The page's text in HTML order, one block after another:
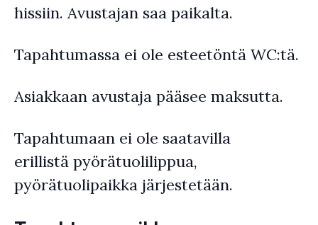
hissiin. Avustajan saa paikalta.
Tapahtumassa ei ole esteetöntä WC:tä.
Asiakkaan avustaja pääsee maksutta.
Tapahtumaan ei ole saatavilla
erillistä pyörätuolilippua,
pyörätuolipaikka järjestetään.